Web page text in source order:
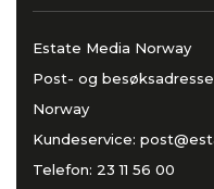
Estate Media Norway
Post- og besøksadresse
Norway
Kundeservice:
Telefon: 23 11 56 00